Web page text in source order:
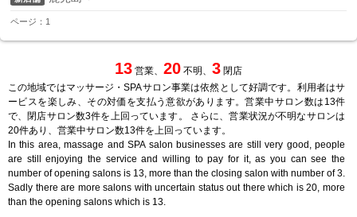
ページ：1
13 営業、 20 不明、 3 閉店
この地域ではマッサージ・SPAサロン事業は依然として好調です。利用者はサ
ービスを楽しみ、その対価を支払う意欲があります。営業中サロン数は13件
で、閉店サロン数3件を上回っています。 さらに、営業状況が不明なサロンは
20件あり、営業中サロン数13件を上回っています。
In this area, massage and SPA salon businesses are still very good, people
are still enjoying the service and willing to pay for it, as you can see the
number of opening salons is 13, more than the closing salon with number of 3.
Sadly there are more salons with uncertain status out there which is 20, more
than the opening salons which is 13.